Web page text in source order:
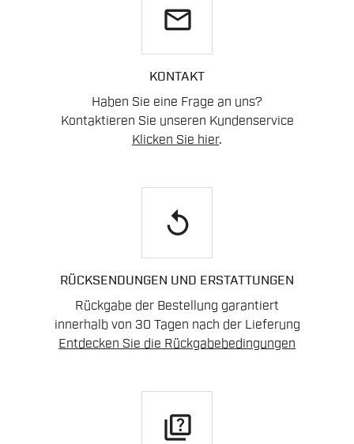
email
KONTAKT
Haben Sie eine Frage an uns?
Kontaktieren Sie unseren Kundenservice
Klicken Sie hier.
replay
RÜCKSENDUNGEN UND ERSTATTUNGEN
Rückgabe der Bestellung garantiert
innerhalb von 30 Tagen nach der Lieferung
Entdecken Sie die Rückgabebedingungen
quiz